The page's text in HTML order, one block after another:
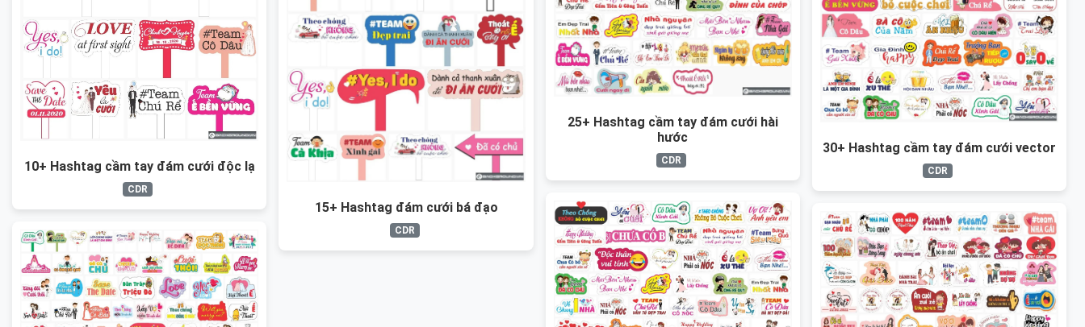
10+ Hashtag cầm tay đám cưới độc lạ
CDR
15+ Hashtag đám cưới bá đạo
CDR
25+ Hashtag cầm tay đám cưới hài
hước
CDR
30+ Hashtag cầm tay đám cưới vector
CDR